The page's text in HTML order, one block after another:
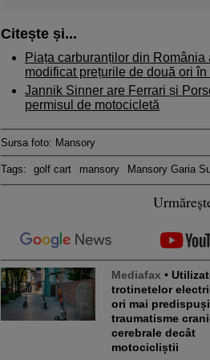
Citește și...
Piața carburanților din
modificat prețurile de două ori
Jannik Sinner are Ferrari și
permisul de motocicletă
Sursa foto: Mansory
Tags: golf cart mansory Mansory Garia
Mediafax • Utilizatorii
trotinetelor
ori mai
traumatisme
cerebrale decât
motocicliștii